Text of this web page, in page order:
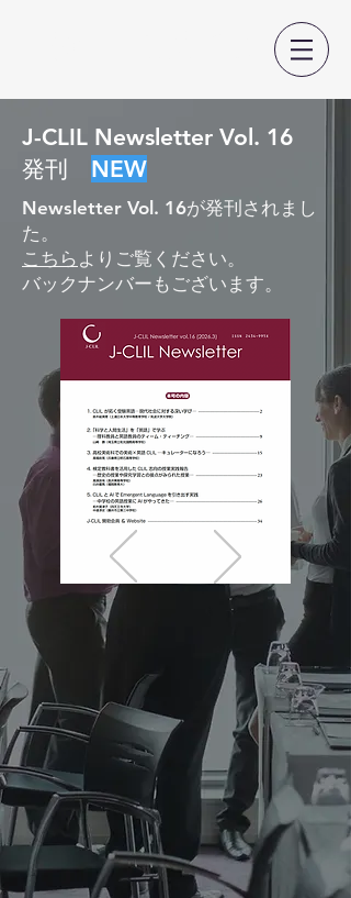
J-CLIL Newsletter Vol. 16
発刊 NEW
Newsletter Vol. 16が発刊されまし
た。
こちら よりご覧ください。
​バックナンバーもございます。